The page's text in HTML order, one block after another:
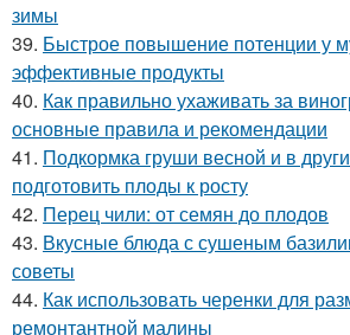
зимы
39. Быстрое повышение потенции у
эффективные продукты
40. Как правильно ухаживать за
основные правила и рекомендации
41. Подкормка груши весной и в
подготовить плоды к росту
42. Перец чили: от семян до плодов
43. Вкусные блюда с сушеным
советы
44. Как использовать черенки для
ремонтантной малины